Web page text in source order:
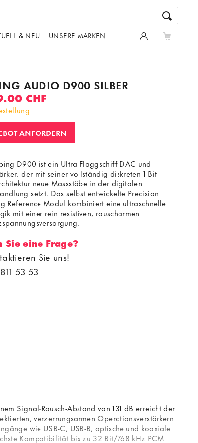
& NEU UNSERE MARKEN
AUDIO D900 SILBER
CHF
ANFORDERN
D900 ist ein Ultra-Flaggschiff-DAC und
der mit seiner vollständig diskreten 1-Bit-
neue Massstäbe in der digitalen
setzt. Das selbst entwickelte Precision
Reference Modul kombiniert eine ultraschnelle
mit einer rein resistiven, rauscharmen
Sie eine Frage?
Sie uns!
53 53
Signal-Rausch-Abstand von 131 dB erreicht der
verzerrungsarmen Operationsverstärkern
wie USB-C, USB-B, optische und koaxiale
Kompatibilität bis zu 32 Bit/768 kHz PCM